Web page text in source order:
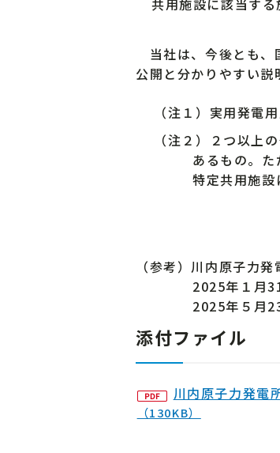
共用施設に該当する
当社は、今後とも、
公開と分かりやすい説
（注１）実用発電用
（注２）２つ以上の
あるもの。
特定共用施設
（参考）川内原子力
2025年１月
2025年５月
添付ファイル
川内原子力発電
（130KB）